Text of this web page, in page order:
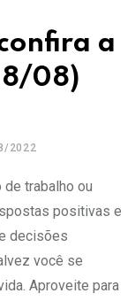
a
08)
2022
trabalho ou
positivas e
decisões
você se
Aproveite para